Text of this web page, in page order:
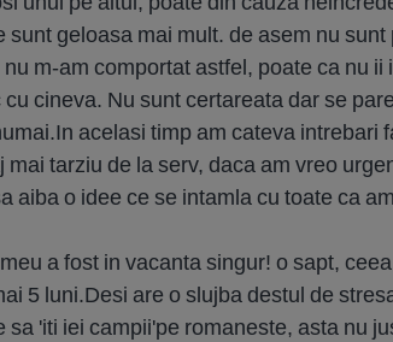
sunt geloasa mai mult. de asem nu
m-am comportat astfel, poate ca nu
cineva. Nu sunt certareata dar se
acelasi timp am cateva intrebari
mai tarziu de la serv, daca am vreo
aiba o idee ce se intamla cu toate ca
a fost in vacanta singur! o sapt,
5 luni.Desi are o slujba destul de
sa 'iti iei campii'pe romaneste, asta nu